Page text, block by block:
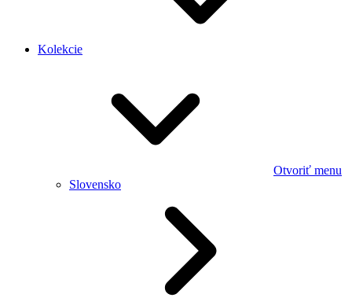
Kolekcie
Otvoriť menu
Slovensko